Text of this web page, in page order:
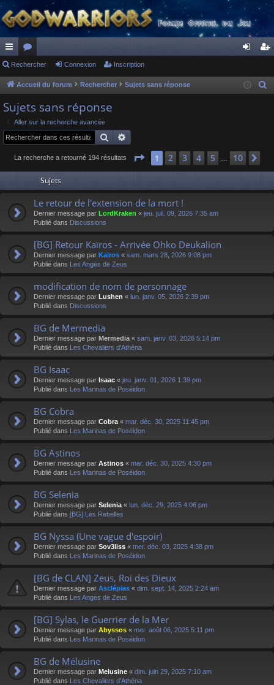
ac
co
ur
ci
s
or
u
s
ne cri
Rechercher Connexion Inscription
Accueil du forum Rechercher Sujets sans réponse
e
Sujets sans réponse
Aller sur la recherche avancée
Rechercher
La recherche a retourné 194 résultats Page 1sur 10
1 2 3 4 5 10
Sujets
Le retour de l'extension de la mort !
Dernier message par LordKraken « jeu. juil. 09, 2026 7:35 am
Publié dans Discussions
[BG] Retour Kaïros - Arrivée Ohko Deukalion
Dernier message par Kaïros « sam. mars 28, 2026 9:08 pm
Publié dans Les Anges de Zeus
modification de nom de personnage
Dernier message par Lushen « lun. janv. 05, 2026 2:39 pm
Publié dans Discussions
BG de Mermedia
Dernier message par Mermedia « sam. janv. 03, 2026 5:14 pm
Publié dans Les Chevaliers d'Athéna
BG Isaac
Dernier message par Isaac « jeu. janv. 01, 2026 1:39 pm
Publié dans Les Marinas de Poséidon
BG Cobra
Dernier message par Cobra « mar. déc. 30, 2025 11:45 pm
Publié dans Les Marinas de Poséidon
BG Astinos
Dernier message par Astinos « mar. déc. 30, 2025 4:30 pm
Publié dans Les Marinas de Poséidon
BG Selenia
Dernier message par Selenia « lun. déc. 29, 2025 4:06 pm
Publié dans [BG] Les Rebelles
BG Nyssa (Une vague d'espoir)
Dernier message par Sov3liss « mer. déc. 03, 2025 4:38 pm
Publié dans Les Marinas de Poséidon
[BG de CLAN] Zeus, Roi des Dieux
Dernier message par Asclépias « dim. sept. 14, 2025 2:24 am
Publié dans Les Anges de Zeus
[BG] Sylas, le Guerrier de la Mer
Dernier message par Abyssos « mer. août 06, 2025 5:11 pm
Publié dans Les Marinas de Poséidon
BG de Mélusine
Dernier message par Melusine « dim. juin 29, 2025 7:10 am
Publié dans Les Chevaliers d'Athéna